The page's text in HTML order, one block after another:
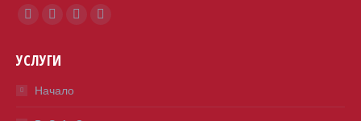
Find us on:
opens
in
opens
in
УСЛУГИ
Начало